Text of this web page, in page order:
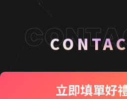
立即填單好